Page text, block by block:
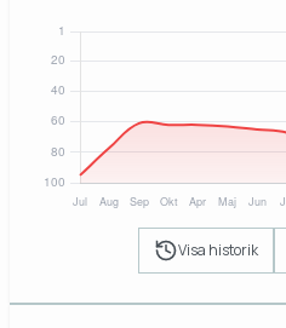
Visa historik